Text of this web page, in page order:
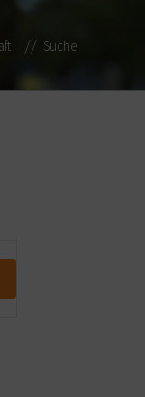
Suche